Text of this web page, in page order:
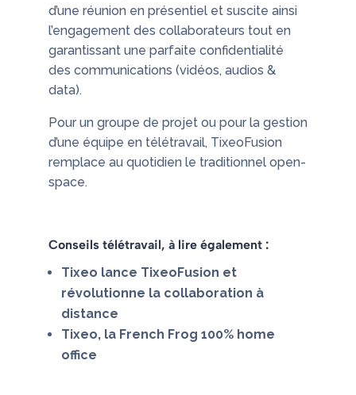
d’une réunion en présentiel et suscite ainsi
l’engagement des collaborateurs tout en
garantissant une parfaite confidentialité
des communications (vidéos, audios &
data).
Pour un groupe de projet ou pour la gestion
d’une équipe en télétravail, TixeoFusion
remplace au quotidien le traditionnel open-
space.
Conseils télétravail, à lire également :
Tixeo lance TixeoFusion et
révolutionne la collaboration à
distance
Tixeo, la French Frog 100% home
office